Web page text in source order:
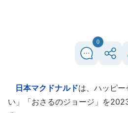
0
日本マクドナルドは、ハッピ
い」「おさるのジョージ」を